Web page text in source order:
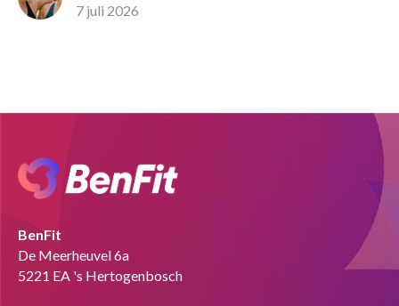
7 juli 2026
BenFit
De Meerheuvel 6a
5221 EA 's Hertogenbosch